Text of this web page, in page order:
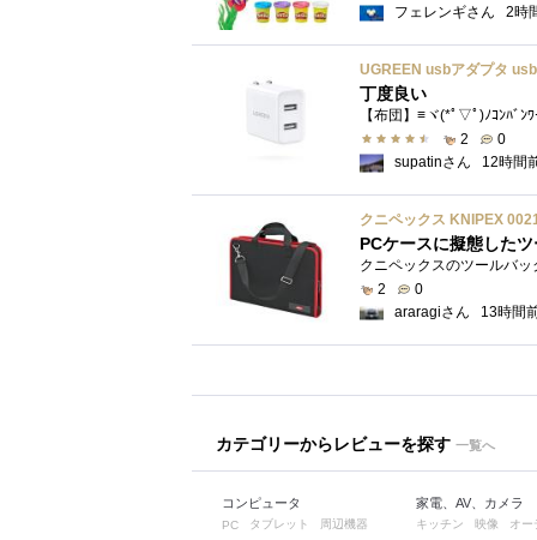
フェレンギさん
2時
丁度良い
【布団】≡ヾ(*ﾟ▽ﾟ)ﾉｺﾝﾊﾞ
2
0
supatinさん
12時間
クニペックス KNIPEX
PCケースに擬態した
2
0
araragiさん
13時間
カテゴリーからレビューを探す 一覧へ
コンピュータ
PC タブレット 周辺機器
家電、AV、カメラ
キッチン 映像 オー